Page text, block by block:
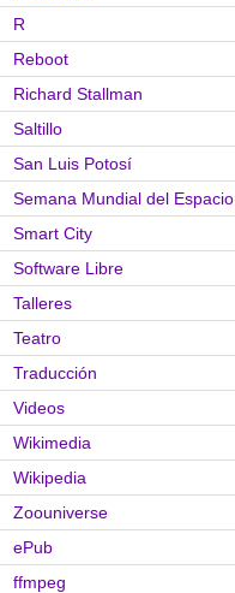
R
Reboot
Richard Stallman
Saltillo
San Luis Potosí
Semana Mundial del Espacio
Smart City
Software Libre
Talleres
Teatro
Traducción
Videos
Wikimedia
Wikipedia
Zoouniverse
ePub
ffmpeg